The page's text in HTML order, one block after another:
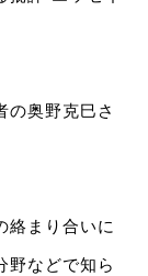
の奥野克巳さ
絡まり合いに
野などで知ら